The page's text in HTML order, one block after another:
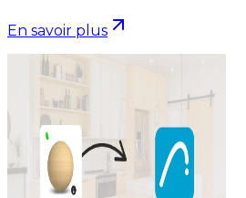
En savoir plus